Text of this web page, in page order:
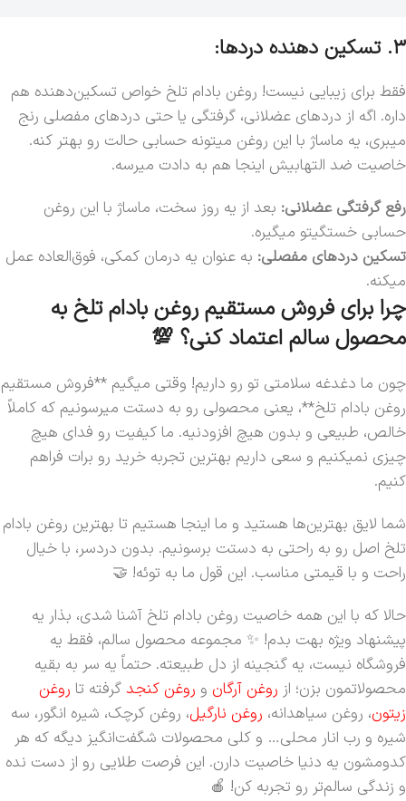
۳. تسکین دهنده دردها:
فقط برای زیبایی نیست! روغن بادام تلخ خواص تسکین‌دهنده هم
داره. اگه از دردهای عضلانی، گرفتگی یا حتی دردهای مفصلی رنج
میبری، یه ماساژ با این روغن میتونه حسابی حالت رو بهتر کنه.
خاصیت ضد التهابیش اینجا هم به دادت میرسه.
رفع گرفتگی عضلانی: بعد از یه روز سخت، ماساژ با این روغن
حسابی خستگیتو میگیره.
تسکین دردهای مفصلی: به عنوان یه درمان کمکی، فوق‌العاده عمل
میکنه.
چرا برای فروش مستقیم روغن بادام تلخ به
محصول سالم اعتماد کنی؟ 💯
چون ما دغدغه سلامتی تو رو داریم! وقتی میگیم **فروش مستقیم
روغن بادام تلخ**، یعنی محصولی رو به دستت میرسونیم که کاملاً
خالص، طبیعی و بدون هیچ افزودنیه. ما کیفیت رو فدای هیچ
چیزی نمیکنیم و سعی داریم بهترین تجربه خرید رو برات فراهم
کنیم.
شما لایق بهترین‌ها هستید و ما اینجا هستیم تا بهترین روغن بادام
تلخ اصل رو به راحتی به دستت برسونیم. بدون دردسر، با خیال
راحت و با قیمتی مناسب. این قول ما به توئه! 🤝
حالا که با این همه خاصیت روغن بادام تلخ آشنا شدی، بذار یه
پیشنهاد ویژه بهت بدم! ✨ مجموعه محصول سالم، فقط یه
فروشگاه نیست، یه گنجینه از دل طبیعته. حتماً یه سر به بقیه
محصولاتمون بزن؛ از روغن آرگان و روغن کنجدگرفته تا روغن
زیتون، روغن سیاهدانه، روغن نارگیل، روغن کرچک، شیره انگور، سه
شیره و رب انار محلی… و کلی محصولات شگفت‌انگیز دیگه که هر
کدومشون یه دنیا خاصیت دارن. این فرصت طلایی رو از دست نده
و زندگی سالم‌تر رو تجربه کن! 🍎